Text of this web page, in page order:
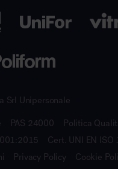
Srl Unipersonale
PAS 24000
Politica
Cert. UNI EN ISO
Privacy Policy Cookie